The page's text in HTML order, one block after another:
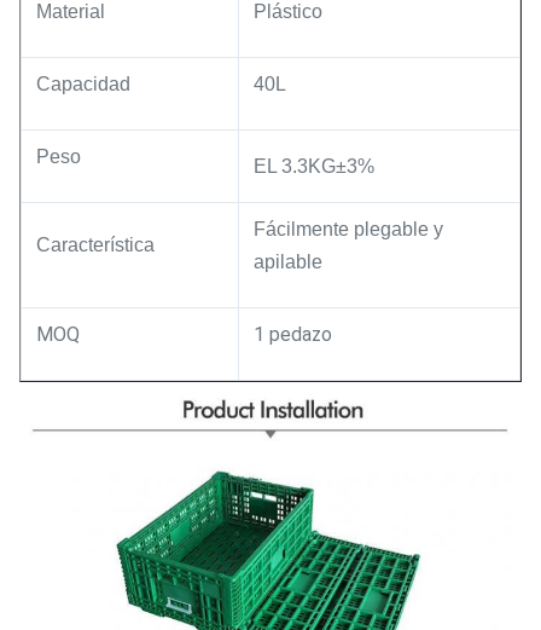
Material Plástico
Capacidad 40L
Peso EL 3.3KG±3%
Característica
Fácilmente plegable y
apilable
MOQ 1 pedazo